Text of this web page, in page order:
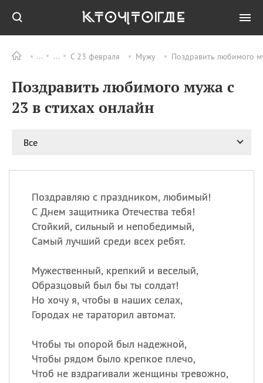
С 23 февраля Мужу Поздравить любимого
Поздравить любимого мужа с
23 в стихах онлайн
Все
Поздравляю с праздником, любимый!
С Днем защитника Отечества тебя!
Стойкий, сильный и непобедимый,
Самый лучший среди всех ребят.
Мужественный, крепкий и веселый,
Образцовый был бы ты солдат!
Но хочу я, чтобы в наших селах,
Городах не тараторил автомат.
Чтобы ты опорой был надежной,
Чтобы рядом было крепкое плечо,
Чтоб не вздрагивали женщины тревожно,
ПРАЗДНИКИ Все
09.08 День памяти
великомученика и
целителя Пантелеимона
Николая Чудотворца
11.08 День полета на
11.08 День Святой Клары —
покровительницы
телевидения
ИМЕНА
Сегодня празднуют именины
Герман,Иван
Анфиса